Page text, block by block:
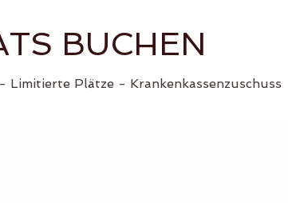
BUCHEN
Limitierte Plätze - Krankenkassenzuschuss